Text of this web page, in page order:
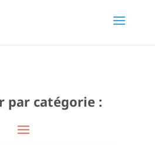
par catégorie :